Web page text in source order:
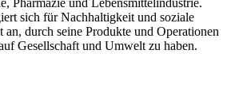
sich für Nachhaltigkeit und soziale
an, durch seine Produkte und Operationen
Gesellschaft und Umwelt zu haben.